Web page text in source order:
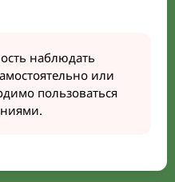
наблюдать
или
пользоваться